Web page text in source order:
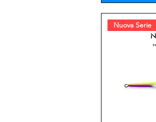
Nuova Serie